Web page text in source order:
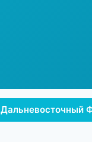
Дальневосточный